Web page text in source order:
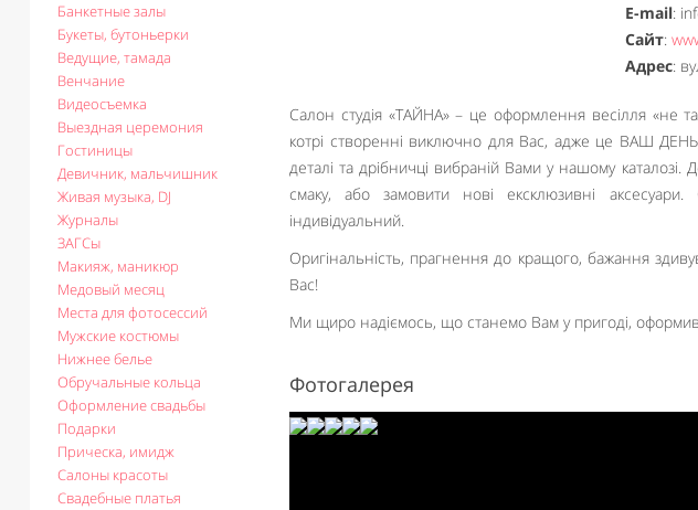
Банкетные залы
Букеты, бутоньерки
Ведущие, тамада
Венчание
Видеосъемка
Выездная церемония
Гостиницы
Девичник, мальчишник
Живая музыка, DJ
Журналы
ЗАГСы
Макияж, маникюр
Медовый месяц
Места для фотосессий
Мужские костюмы
Нижнее белье
Обручальные кольца
Оформление свадьбы
Подарки
Прическа, имидж
Салоны красоты
Свадебные платья
E-mail:
Сайт:
Адрес:
Салон студія «ТАЙНА» – це оформлення весілля «не
котрі створенні виключно для Вас, адже це ВАШ
деталі та дрібничці вибраній Вами у нашому
смаку, або замовити нові ексклюзивні
індивідуальний.
Оригінальність, прагнення до кращого, бажання
Вас!
Ми щиро надіємось, що станемо Вам у пригоді,
Фотогалерея